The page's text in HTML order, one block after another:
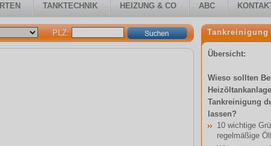
TANKTECHNIK HEIZUNG & CO ABC
PLZ: Tankreinigung
Übersicht:
Wieso sollten
Tankreinigung
lassen?
10 wichtige
regelmäßige